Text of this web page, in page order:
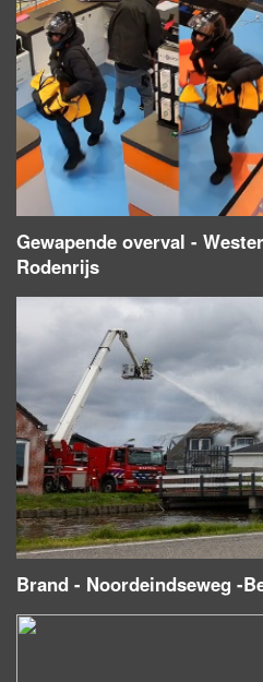
Gewapende overval -
Rodenrijs
Brand - Noordeindseweg -